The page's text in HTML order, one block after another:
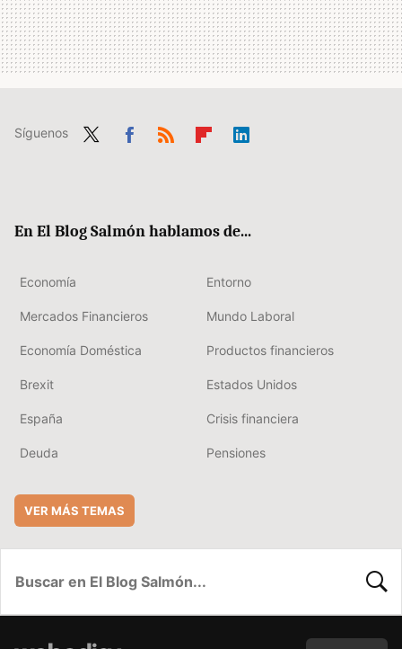
Síguenos
En El Blog Salmón hablamos de...
Economía Entorno
Mercados Financieros Mundo Laboral
Economía Doméstica Productos financieros
Brexit Estados Unidos
España Crisis financiera
Deuda Pensiones
VER MÁS TEMAS